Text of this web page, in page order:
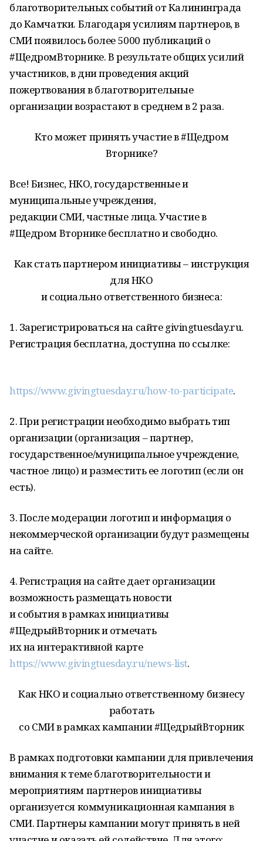
благотворительных событий от Калининграда
до Камчатки. Благодаря усилиям партнеров, в
СМИ появилось более 5000 публикаций о
#ЩедромВторнике. В результате общих усилий
участников, в дни проведения акций
пожертвования в благотворительные
организации возрастают в среднем в 2 раза.
Кто может принять участие в #Щедром
Вторнике?
Все! Бизнес, НКО, государственные и
муниципальные учреждения,
редакции СМИ, частные лица. Участие в
#Щедром Вторнике бесплатно и свободно.
Как стать партнером инициативы – инструкция
для НКО
и социально ответственного бизнеса:
1. Зарегистрироваться на сайте givingtuesday.ru.
Регистрация бесплатна, доступна по ссылке:
https://www.givingtuesday.ru/how-to-participate.
2. При регистрации необходимо выбрать тип
организации (организация – партнер,
государственное/муниципальное учреждение,
частное лицо) и разместить ее логотип (если он
есть).
3. После модерации логотип и информация о
некоммерческой организации будут размещены
на сайте.
4. Регистрация на сайте дает организации
возможность размещать новости
и события в рамках инициативы
#ЩедрыйВторник и отмечать
их на интерактивной карте
https://www.givingtuesday.ru/news-list.
Как НКО и социально ответственному бизнесу
работать
со СМИ в рамках кампании #ЩедрыйВторник
В рамках подготовки кампании для привлечения
внимания к теме благотворительности и
мероприятиям партнеров инициативы
организуется коммуникационная кампания в
СМИ. Партнеры кампании могут принять в ней